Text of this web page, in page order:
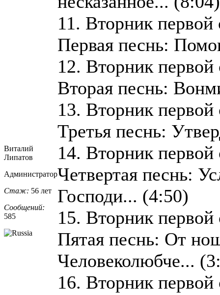
Виталий
Липатов
Администратор
Стаж: 56 лет
Сообщений:
585
11. Вторник
Первая песнь:
12. Вторник
Вторая песнь:
13. Вторник
Третья песнь:
14. Вторник
Четвертая песнь:
Господи... (4:50)
15. Вторник
Пятая песнь: От
Человеколюбче...
16. Вторник